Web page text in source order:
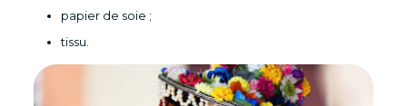
papier de soie ;
tissu.